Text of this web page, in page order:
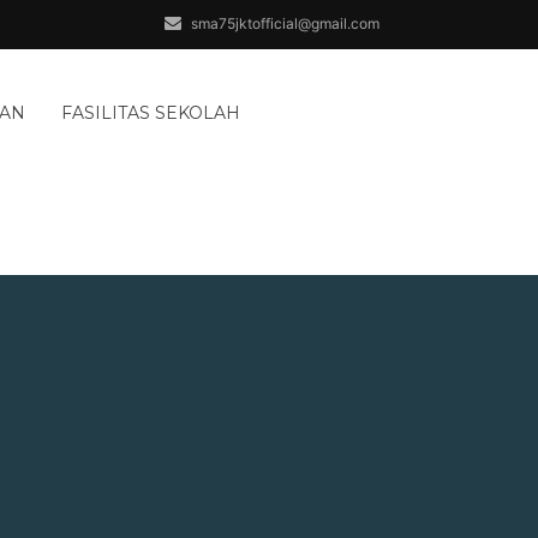
sma75jktofficial@gmail.com
FASILITAS SEKOLAH